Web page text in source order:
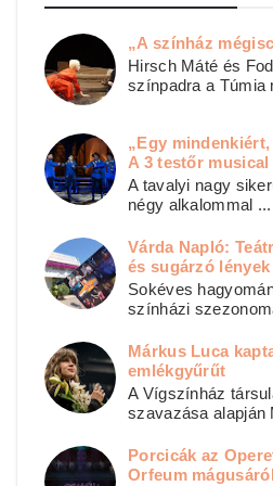
„A színház
Hirsch Máté és
színpadra a Túmia
„Egy
A 3 testőr
A tavalyi nagy
négy alkalommal ...
Várda Napló:
és sugárzó lények
Sokéves
színházi
Márkus Luca
emlékgyűrűt
A Vígszínház
szavazása alapján
Porcicák az
Orfeum mágusáról